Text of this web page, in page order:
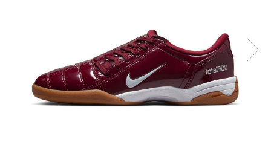
Pantaloni scurti Copii
Accesorii
Ingrijire incaltaminte